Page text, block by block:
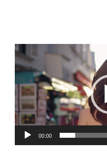
動
画
プ
レ
ー
ヤ
ー
00:00